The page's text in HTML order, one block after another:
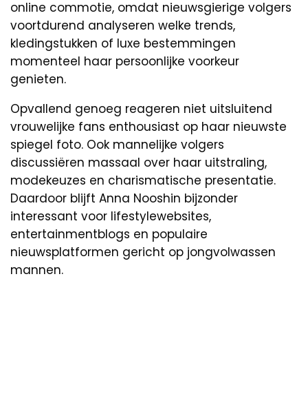
online commotie, omdat nieuwsgierige volgers
voortdurend analyseren welke trends,
kledingstukken of luxe bestemmingen
momenteel haar persoonlijke voorkeur
genieten.
Opvallend genoeg reageren niet uitsluitend
vrouwelijke fans enthousiast op haar nieuwste
spiegel foto. Ook mannelijke volgers
discussiëren massaal over haar uitstraling,
modekeuzes en charismatische presentatie.
Daardoor blijft Anna Nooshin bijzonder
interessant voor lifestylewebsites,
entertainmentblogs en populaire
nieuwsplatformen gericht op jongvolwassen
mannen.